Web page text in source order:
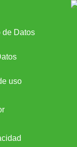
de Datos
uso